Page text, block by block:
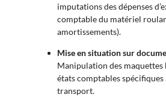
imputations des dépenses
comptable du matériel
amortissements).
Mise en situation sur
Manipulation des maquettes
états comptables spécifiques
transport.